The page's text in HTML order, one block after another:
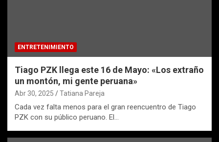
ENTRETENIMIENTO
Tiago PZK llega este 16 de Mayo: «Los extraño
un montón, mi gente peruana»
Abr 30, 2025 Tatiana Pareja
Cada vez falta menos para el gran reencuentro de Tiago
PZK con su público peruano. El…